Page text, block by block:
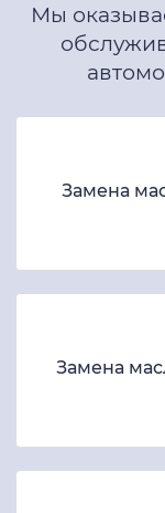
Мы
Замена
Замена